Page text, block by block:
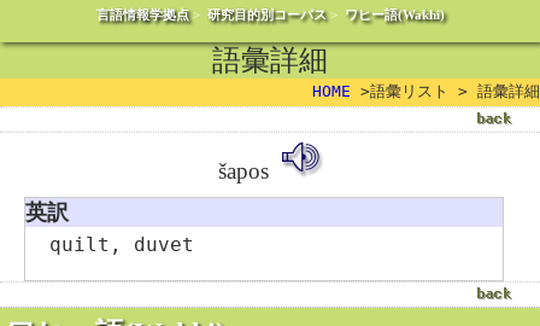
言語情報学拠点> 研究目的別コーパス> ワヒー語(Wakhi)
語彙詳細
HOME >語彙リスト > 語彙詳細
šapos
英訳
quilt, duvet